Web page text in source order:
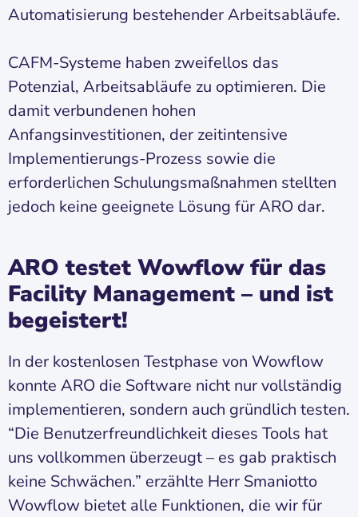
Automatisierung bestehender Arbeitsabläufe.
CAFM-Systeme haben zweifellos das
Potenzial, Arbeitsabläufe zu optimieren. Die
damit verbundenen hohen
Anfangsinvestitionen, der zeitintensive
Implementierungs-Prozess sowie die
erforderlichen Schulungsmaßnahmen stellten
jedoch keine geeignete Lösung für ARO dar.
ARO testet Wowflow für das
Facility Management – und ist
begeistert!
In der kostenlosen Testphase von Wowflow
konnte ARO die Software nicht nur vollständig
implementieren, sondern auch gründlich testen.
“Die Benutzerfreundlichkeit dieses Tools hat
uns vollkommen überzeugt – es gab praktisch
keine Schwächen.” erzählte Herr Smaniotto
Wowflow bietet alle Funktionen, die wir für